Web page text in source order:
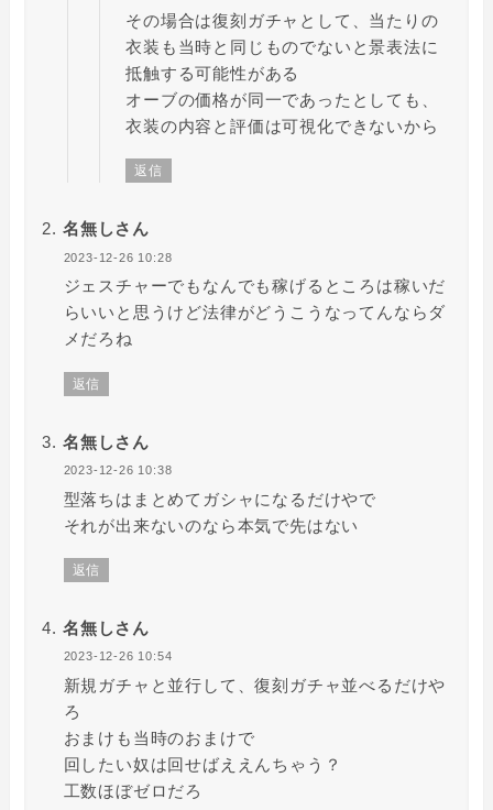
その場合は復刻ガチャとして、当たりの
衣装も当時と同じものでないと景表法に
抵触する可能性がある
オーブの価格が同一であったとしても、
衣装の内容と評価は可視化できないから
返信
名無しさん
2023-12-26 10:28
ジェスチャーでもなんでも稼げるところは稼いだ
らいいと思うけど法律がどうこうなってんならダ
メだろね
返信
名無しさん
2023-12-26 10:38
型落ちはまとめてガシャになるだけやで
それが出来ないのなら本気で先はない
返信
名無しさん
2023-12-26 10:54
新規ガチャと並行して、復刻ガチャ並べるだけや
ろ
おまけも当時のおまけで
回したい奴は回せばええんちゃう？
工数ほぼゼロだろ